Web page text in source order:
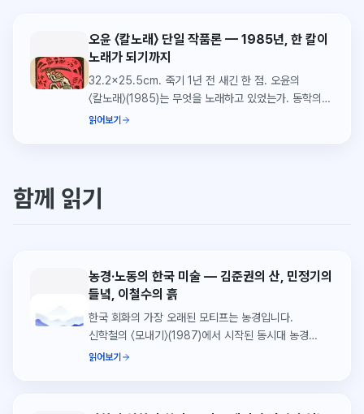
오윤 〈칼노래〉 단일 작품론 — 1985년, 한 칼이
노래가 되기까지
32.2x25.5cm. 죽기 1년 전 새긴 한 점. 오윤의
〈칼노래〉(1985)는 무엇을 노래하고 있었는가. 동학의
칼춤에서 사후판화의 시장 가치까지, 한 작품을 30분
읽어보기
함께 읽기
농경·노동의 한국 미술 — 김준권의 산, 민정기의
들녘, 이철수의 흙
한국 회화의 가장 오래된 모티프는 농경입니다.
신학철의 〈모내기〉(1987)에서 시작된 동시대 농경
회화의 흐름을 김준권의 채묵목판, 민정기의 양평 들녘,
읽어보기